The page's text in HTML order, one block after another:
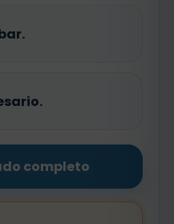
completo